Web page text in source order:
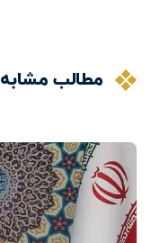
مطالب مشابه